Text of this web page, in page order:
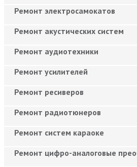
Ремонт электросамокатов
Ремонт акустических систем
Ремонт аудиотехники
Ремонт усилителей
Ремонт ресиверов
Ремонт радиотюнеров
Ремонт систем караоке
Ремонт цифро-аналоговые